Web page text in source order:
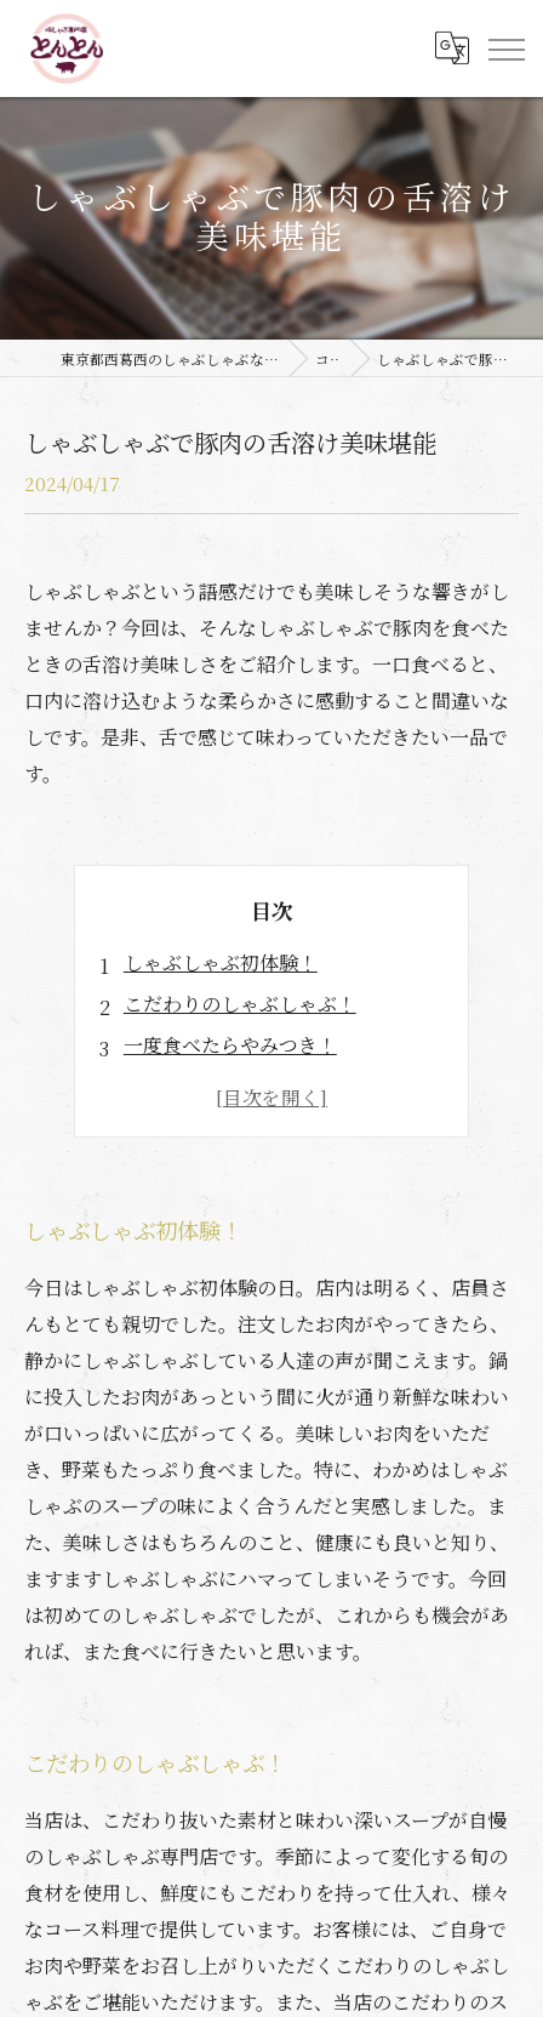
しゃぶしゃぶで豚肉の舌溶け
美味堪能
東京都西葛西のしゃぶしゃぶなら豚しゃぶ専門店 とんとん コラム しゃぶしゃぶで豚肉の舌溶け美味堪能
しゃぶしゃぶで豚肉の舌溶け美味堪能
2024/04/17
しゃぶしゃぶという語感だけでも美味しそうな響きがし
ませんか？今回は、そんなしゃぶしゃぶで豚肉を食べた
ときの舌溶け美味しさをご紹介します。一口食べると、
口内に溶け込むような柔らかさに感動すること間違いな
しです。是非、舌で感じて味わっていただきたい一品で
す。
目次
しゃぶしゃぶ初体験！
こだわりのしゃぶしゃぶ！
一度食べたらやみつき！
最高の出汁と豚肉のマリアージュ
しゃぶしゃぶ初体験！
今日はしゃぶしゃぶ初体験の日。店内は明るく、店員さ
んもとても親切でした。注文したお肉がやってきたら、
静かにしゃぶしゃぶしている人達の声が聞こえます。鍋
に投入したお肉があっという間に火が通り新鮮な味わい
が口いっぱいに広がってくる。美味しいお肉をいただ
き、野菜もたっぷり食べました。特に、わかめはしゃぶ
しゃぶのスープの味によく合うんだと実感しました。ま
た、美味しさはもちろんのこと、健康にも良いと知り、
ますますしゃぶしゃぶにハマってしまいそうです。今回
は初めてのしゃぶしゃぶでしたが、これからも機会があ
れば、また食べに行きたいと思います。
こだわりのしゃぶしゃぶ！
当店は、こだわり抜いた素材と味わい深いスープが自慢
のしゃぶしゃぶ専門店です。季節によって変化する旬の
食材を使用し、鮮度にもこだわりを持って仕入れ、様々
なコース料理で提供しています。お客様には、ご自身で
お肉や野菜をお召し上がりいただくこだわりのしゃぶし
ゃぶをご堪能いただけます。また、当店のこだわりのス